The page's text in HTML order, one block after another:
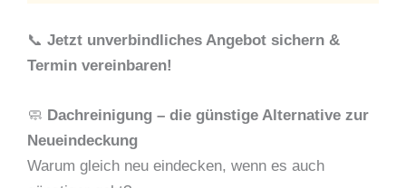
📞 Jetzt unverbindliches Angebot sichern &
Termin vereinbaren!
🧼 Dachreinigung – die günstige Alternative zur
Neueindeckung
Warum gleich neu eindecken, wenn es auch